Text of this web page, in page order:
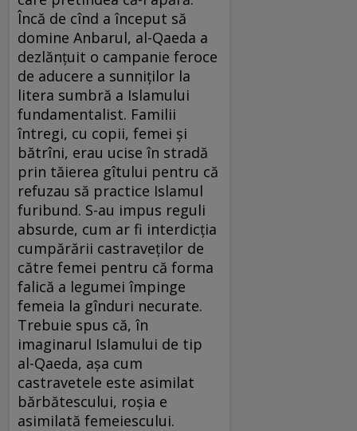
Încă de cînd a început să
domine Anbarul, al-Qaeda a
dezlănţuit o campanie feroce
de aducere a sunniţilor la
litera sumbră a Islamului
fundamentalist. Familii
întregi, cu copii, femei şi
bătrîni, erau ucise în stradă
prin tăierea gîtului pentru că
refuzau să practice Islamul
furibund. S-au impus reguli
absurde, cum ar fi interdicţia
cumpărării castraveţilor de
către femei pentru că forma
falică a legumei împinge
femeia la gînduri necurate.
Trebuie spus că, în
imaginarul Islamului de tip
al-Qaeda, aşa cum
castravetele este asimilat
bărbătescului, roşia e
asimilată femeiescului.